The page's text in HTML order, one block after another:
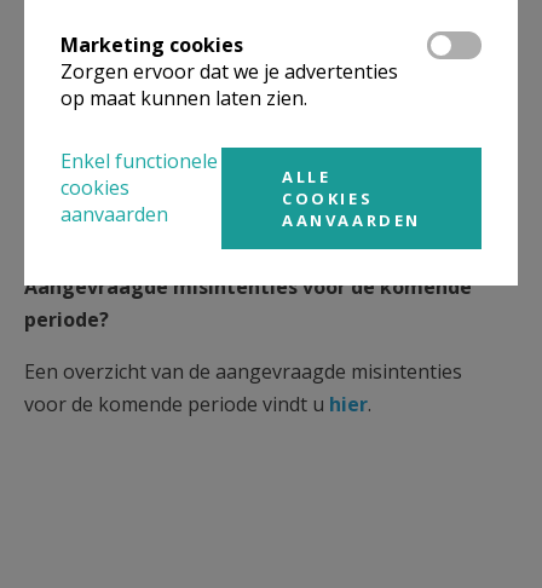
terecht bij de verschillende secretariaten of
contactpersonen van onze parochie die u verder
zullen helpen.
houd rekening met de
deadline voor het aanvragen
van intenties indien u de intentie ook wenst te laten
vermelden in ons parochieblad Kerk & Leven.
Aangevraagde misintenties voor de komende
periode?
Een overzicht van de aangevraagde misintenties
voor de komende periode vindt u hier.
Marketing cookies
Zorgen ervoor dat we je advertenties
op maat kunnen laten zien.
Enkel functionele
cookies
aanvaarden
ALLE
COOKIES
AANVAARDEN